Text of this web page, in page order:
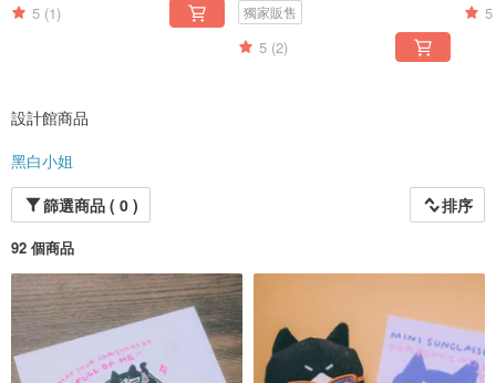
5 (1) 獨家販售
5 (2)
5
設計館商品
黑白小姐
篩選商品 ( 0 )
排序
92 個商品